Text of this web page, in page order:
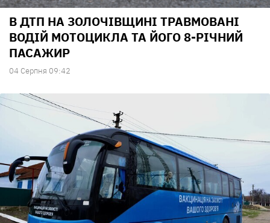
В ДТП НА ЗОЛОЧІВЩИНІ ТРАВМОВАНІ
ВОДІЙ МОТОЦИКЛА ТА ЙОГО 8-РІЧНИЙ
ПАСАЖИР
04 Серпня 09:42